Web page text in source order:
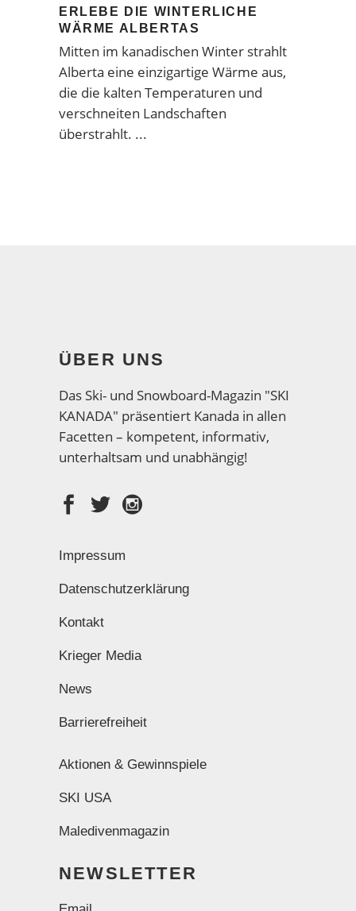
ERLEBE DIE WINTERLICHE
WÄRME ALBERTAS
Mitten im kanadischen Winter strahlt
Alberta eine einzigartige Wärme aus,
die die kalten Temperaturen und
verschneiten Landschaften
überstrahlt.
ÜBER UNS
Das Ski- und Snowboard-Magazin "SKI
KANADA" präsentiert Kanada in allen
Facetten – kompetent, informativ,
unterhaltsam und unabhängig!
Impressum
Datenschutzerklärung
Kontakt
Krieger Media
News
Barrierefreiheit
Aktionen & Gewinnspiele
SKI USA
Maledivenmagazin
NEWSLETTER